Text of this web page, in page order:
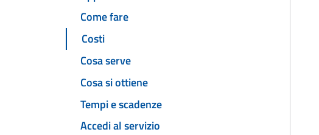
Come fare
Costi
Cosa serve
Cosa si ottiene
Tempi e scadenze
Accedi al servizio